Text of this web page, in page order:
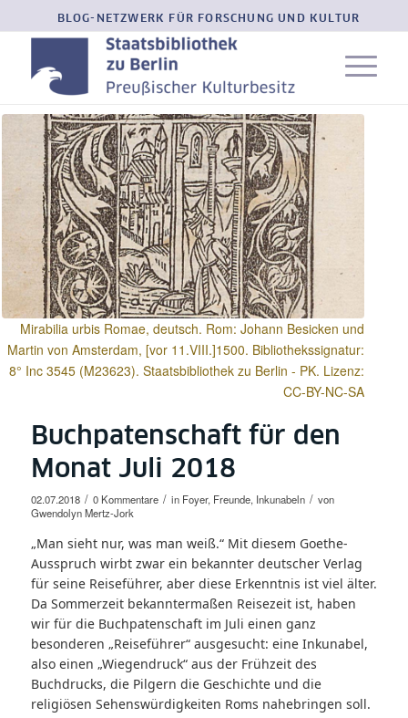
BLOG-NETZWERK FÜR FORSCHUNG UND KULTUR
Mirabilia urbis Romae, deutsch. Rom: Johann Besicken und
Martin von Amsterdam, [vor 11.VIII.]1500. Bibliothekssignatur:
8° Inc 3545 (M23623). Staatsbibliothek zu Berlin - PK. Lizenz:
CC-BY-NC-SA
Buchpatenschaft für den
Monat Juli 2018
02.07.2018 / 0 Kommentare / in Foyer, Freunde, Inkunabeln / von
Gwendolyn Mertz-Jork
„Man sieht nur, was man weiß.“ Mit diesem Goethe-
Ausspruch wirbt zwar ein bekannter deutscher Verlag
für seine Reiseführer, aber diese Erkenntnis ist viel älter.
Da Sommerzeit bekanntermaßen Reisezeit ist, haben
wir für die Buchpatenschaft im Juli einen ganz
besonderen „Reiseführer“ ausgesucht: eine Inkunabel,
also einen „Wiegendruck“ aus der Frühzeit des
Buchdrucks, die Pilgern die Geschichte und die
religiösen Sehenswürdigkeiten Roms nahebringen soll.